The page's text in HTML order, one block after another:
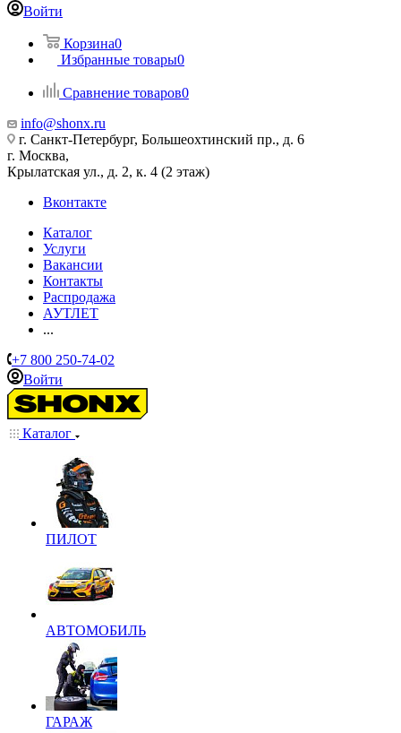
Войти
Корзина0
Избранные товары0
Сравнение товаров0
info@shonx.ru
г. Санкт-Петербург, Большеохтинский пр., д. 6
г. Москва,
Крылатская ул., д. 2, к. 4 (2 этаж)
Вконтакте
Каталог
Услуги
Вакансии
Контакты
Распродажа
АУТЛЕТ
...
+7 800 250-74-02
Войти
Каталог
ПИЛОТ
АВТОМОБИЛЬ
ГАРАЖ